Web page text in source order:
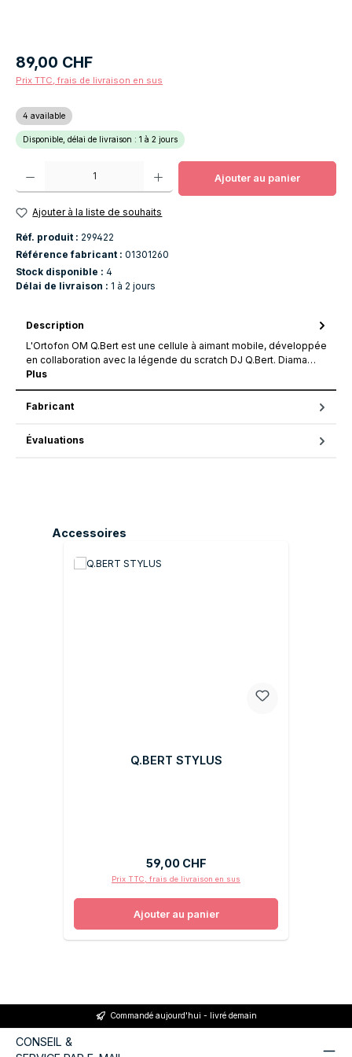
Prix régulier :
89,00 CHF
Prix TTC, frais de livraison en sus
4 available
Disponible, délai de livraison : 1 à 2 jours
Quantité de produit : Entrez la quantité souhaitée ou utilisez les boutons
Ajouter au panier
Ajouter à la liste de souhaits
Réf. produit : 299422
Référence fabricant : 01301260
Stock disponible : 4
Délai de livraison : 1 à 2 jours
Description
L'Ortofon OM Q.Bert est une cellule à aimant mobile, développée
en collaboration avec la légende du scratch DJ Q.Bert. Diama…
Plus
Fabricant
Évaluations
Ignorer la galerie de produits
Accessoires
Q.BERT STYLUS
Prix régulier :
59,00 CHF
Prix TTC, frais de livraison en sus
Ajouter au panier
Commandé aujourd'hui - livré demain
CONSEIL &